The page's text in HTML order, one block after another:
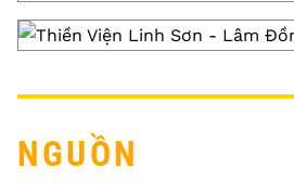
NGUỒN